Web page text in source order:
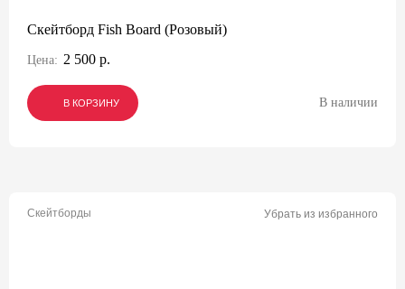
Скейтборд Fish Board (Розовый)
Цена: 2 500 р.
В КОРЗИНУ
В КОРЗИНУ
В КОРЗИНУ В наличии
Скейтборды Убрать из избранного